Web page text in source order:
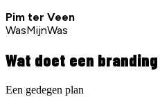
Pim ter Veen
WasMijnWas
Wat doet een
Een gedegen plan